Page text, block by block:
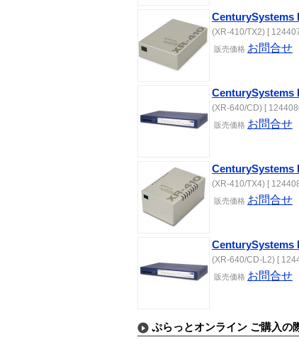
CenturySystems
(XR-410/TX2) [
販売価格 お問合せ
CenturySystems
(XR-640/CD) [
販売価格 お問合せ
CenturySystems
(XR-410/TX4) [
販売価格 お問合せ
CenturySystems
(XR-640/CD-L2) [
販売価格 お問合せ
ぷらっとオンライン ご購入の